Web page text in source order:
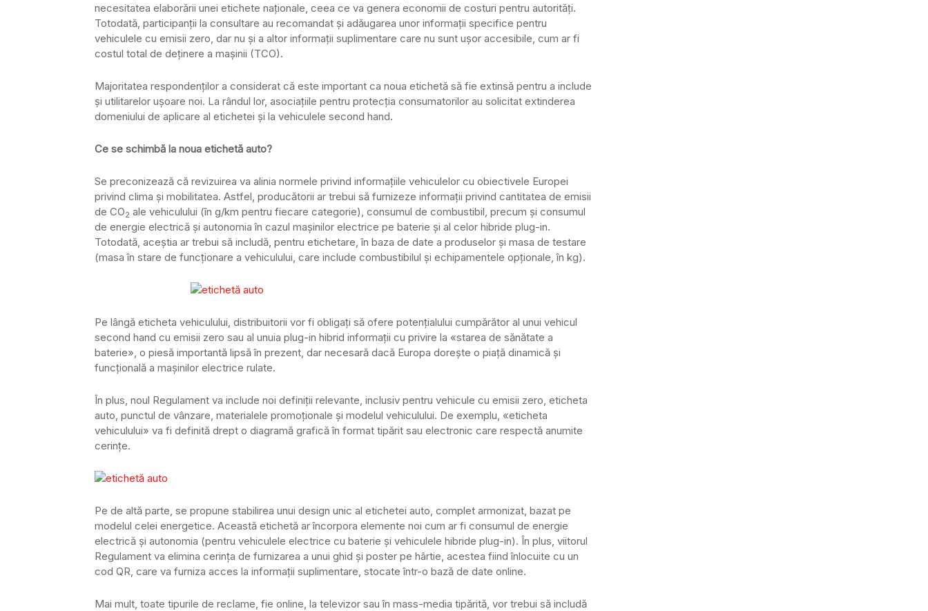
necesitatea elaborării unei etichete naționale, ceea ce va genera economii de costuri pentru autorități.
Totodată, participanții la consultare au recomandat și adăugarea unor informații specifice pentru
vehiculele cu emisii zero, dar nu și a altor informații suplimentare care nu sunt ușor accesibile, cum ar fi
costul total de deținere a mașinii (TCO).
Majoritatea respondenților a considerat că este important ca noua etichetă să fie extinsă pentru a include
și utilitarelor ușoare noi. La rândul lor, asociațiile pentru protecția consumatorilor au solicitat extinderea
domeniului de aplicare al etichetei și la vehiculele second hand.
Ce se schimbă la noua etichetă auto?
Se preconizează că revizuirea va alinia normele privind informațiile vehiculelor cu obiectivele Europei
privind clima și mobilitatea. Astfel, producătorii ar trebui să furnizeze informații privind cantitatea de emisii
de CO2 ale vehiculului (în g/km pentru fiecare categorie), consumul de combustibil, precum și consumul
de energie electrică și autonomia în cazul mașinilor electrice pe baterie și al celor hibride plug-in.
Totodată, aceștia ar trebui să includă, pentru etichetare, în baza de date a produselor și masa de testare
(masa în stare de funcționare a vehiculului, care include combustibilul și echipamentele opționale, în kg).
Pe lângă eticheta vehiculului, distribuitorii vor fi obligați să ofere potențialului cumpărător al unui vehicul
second hand cu emisii zero sau al unuia plug-in hibrid informații cu privire la «starea de sănătate a
baterie», o piesă importantă lipsă în prezent, dar necesară dacă Europa dorește o piață dinamică și
funcțională a mașinilor electrice rulate.
În plus, noul Regulament va include noi definiții relevante, inclusiv pentru vehicule cu emisii zero, eticheta
auto, punctul de vânzare, materialele promoționale și modelul vehiculului. De exemplu, «eticheta
vehiculului» va fi definită drept o diagramă grafică în format tipărit sau electronic care respectă anumite
cerințe.
Pe de altă parte, se propune stabilirea unui design unic al etichetei auto, complet armonizat, bazat pe
modelul celei energetice. Această etichetă ar încorpora elemente noi cum ar fi consumul de energie
electrică și autonomia (pentru vehiculele electrice cu baterie și vehiculele hibride plug-in). În plus, viitorul
Regulament va elimina cerința de furnizarea a unui ghid și poster pe hârtie, acestea fiind înlocuite cu un
cod QR, care va furniza acces la informații suplimentare, stocate într-o bază de date online.
Mai mult, toate tipurile de reclame, fie online, la televizor sau în mass-media tipărită, vor trebui să includă